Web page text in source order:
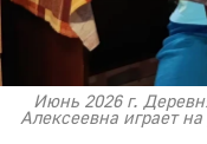
Июнь 2026 г.
Алексеевна играет